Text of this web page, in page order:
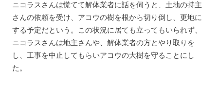
ニコラスさんは慌てて解体業者に話を伺うと、土地の持主
さんの依頼を受け、アコウの樹を根から切り倒し、更地に
する予定だという。この状況に居ても立ってもいられず、
ニコラスさんは地主さんや、解体業者の方とやり取りを
し、工事を中止してもらいアコウの大樹を守ることにし
た。